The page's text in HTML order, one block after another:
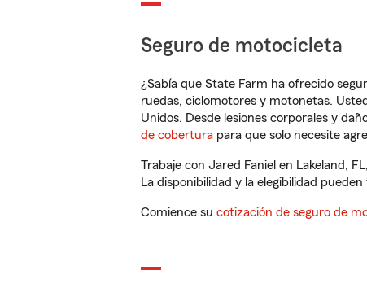
Seguro de motocicleta
¿Sabía que State Farm ha ofrecido
ruedas, ciclomotores y motonetas.
Unidos. Desde lesiones corporales y
de cobertura para que solo necesite
Trabaje con Jared Faniel en Lakeland,
La disponibilidad y la elegibilidad pueden
Comience su cotización de seguro de